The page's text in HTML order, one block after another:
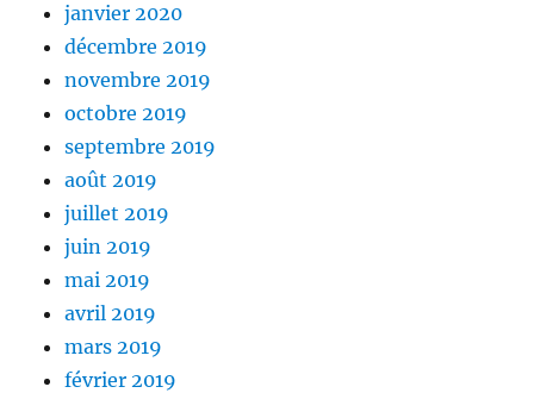
janvier 2020
décembre 2019
novembre 2019
octobre 2019
septembre 2019
août 2019
juillet 2019
juin 2019
mai 2019
avril 2019
mars 2019
février 2019